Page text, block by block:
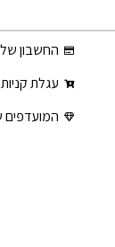
החשבון
עגלת קניות
המועדפים